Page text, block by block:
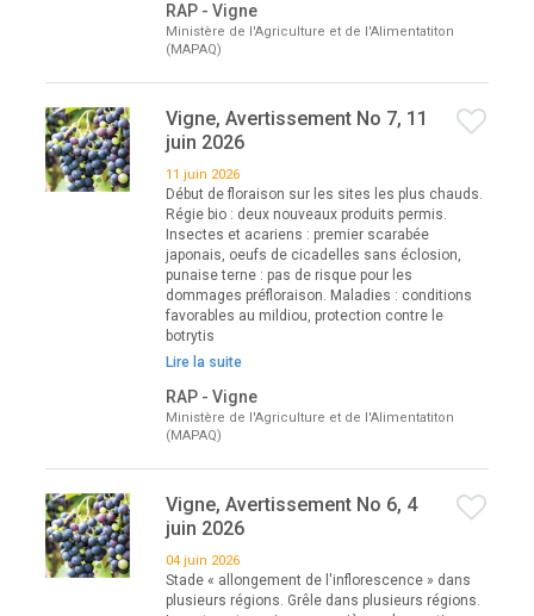
RAP - Vigne
Ministère de l'Agriculture et de l'Alimentatiton
(MAPAQ)
Vigne, Avertissement No 7, 11
juin 2026
11 juin 2026
Début de floraison sur les sites les plus chauds.
Régie bio : deux nouveaux produits permis.
Insectes et acariens : premier scarabée
japonais, oeufs de cicadelles sans éclosion,
punaise terne : pas de risque pour les
dommages préfloraison. Maladies : conditions
favorables au mildiou, protection contre le
botrytis
Lire la suite
RAP - Vigne
Ministère de l'Agriculture et de l'Alimentatiton
(MAPAQ)
Vigne, Avertissement No 6, 4
juin 2026
04 juin 2026
Stade « allongement de l'inflorescence » dans
plusieurs régions. Grêle dans plusieurs régions.